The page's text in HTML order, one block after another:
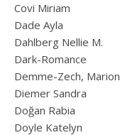
Covi Miriam
Dade Ayla
Dahlberg Nellie M.
Dark-Romance
Demme-Zech, Marion
Diemer Sandra
Doğan Rabia
Doyle Katelyn